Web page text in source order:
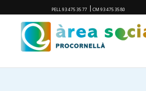
PELL 93 475 35 77 | CM 93 475 35 80